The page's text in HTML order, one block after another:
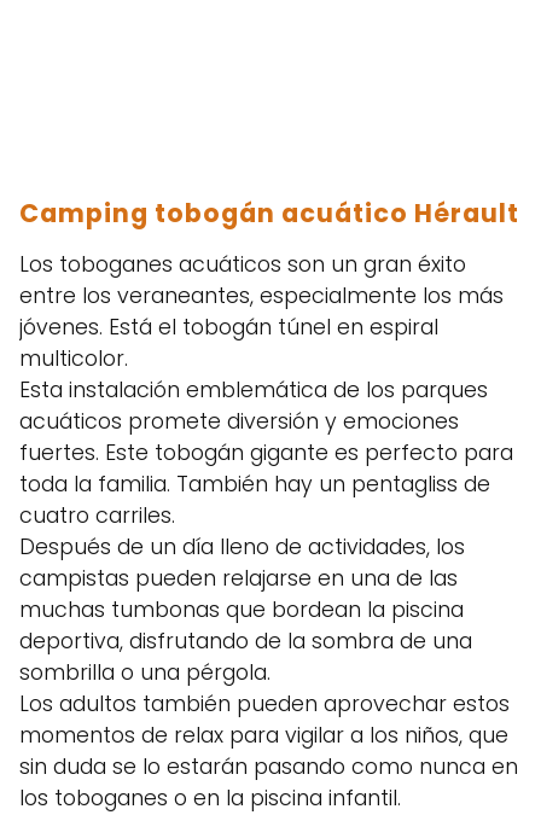
Camping tobogán acuático Hérault
Los toboganes acuáticos son un gran éxito
entre los veraneantes, especialmente los más
jóvenes. Está el tobogán túnel en espiral
multicolor.
Esta instalación emblemática de los parques
acuáticos promete diversión y emociones
fuertes. Este tobogán gigante es perfecto para
toda la familia. También hay un pentagliss de
cuatro carriles.
Después de un día lleno de actividades, los
campistas pueden relajarse en una de las
muchas tumbonas que bordean la piscina
deportiva, disfrutando de la sombra de una
sombrilla o una pérgola.
Los adultos también pueden aprovechar estos
momentos de relax para vigilar a los niños, que
sin duda se lo estarán pasando como nunca en
los toboganes o en la piscina infantil.